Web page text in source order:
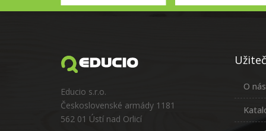
Educio s.r.o.
Československé armády 1181
562 01 Ústí nad Orlicí
O nás